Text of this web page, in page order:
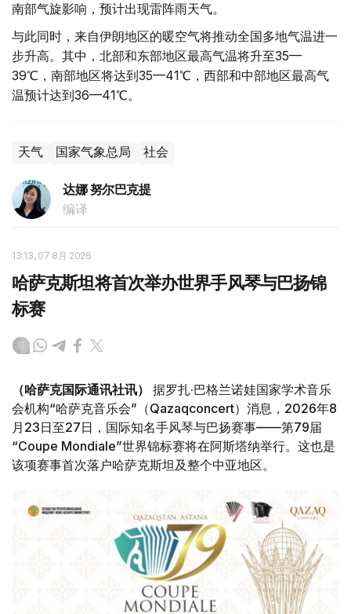
南部气旋影响，预计出现雷阵雨天气。
与此同时，来自伊朗地区的暖空气将推动全国多地气温进一
步升高。其中，北部和东部地区最高气温将升至35—
39℃，南部地区将达到35—41℃，西部和中部地区最高气
温预计达到36—41℃。
天气 国家气象总局 社会
达娜 努尔巴克提
编译
13:13, 07 8月 2026
哈萨克斯坦将首次举办世界手风琴与巴扬锦
标赛
（哈萨克国际通讯社讯）
据罗扎·巴格兰诺娃国家学术音乐
会机构“哈萨克音乐会”（Qazaqconcert）消息，2026年8
月23日至27日，国际知名手风琴与巴扬赛事——第79届
“Coupe Mondiale”世界锦标赛将在阿斯塔纳举行。这也是
该项赛事首次落户哈萨克斯坦及整个中亚地区。